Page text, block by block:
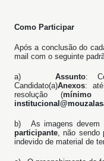
Como Participar
Após a conclusão do
mail com o seguinte
a) Assunto:
Candidato(a)Anexos:
resolução (
b) As imagens devem
participante, não sendo
indevido de material de